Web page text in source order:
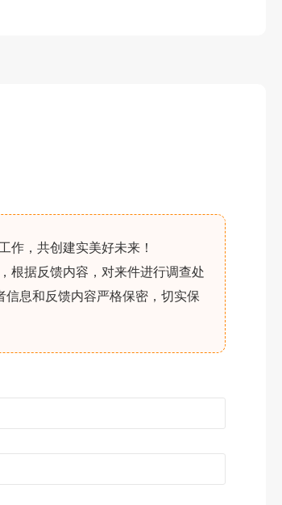
作，共创建实美好未来！
根据反馈内容，对来件进行调查处
息和反馈内容严格保密，切实保